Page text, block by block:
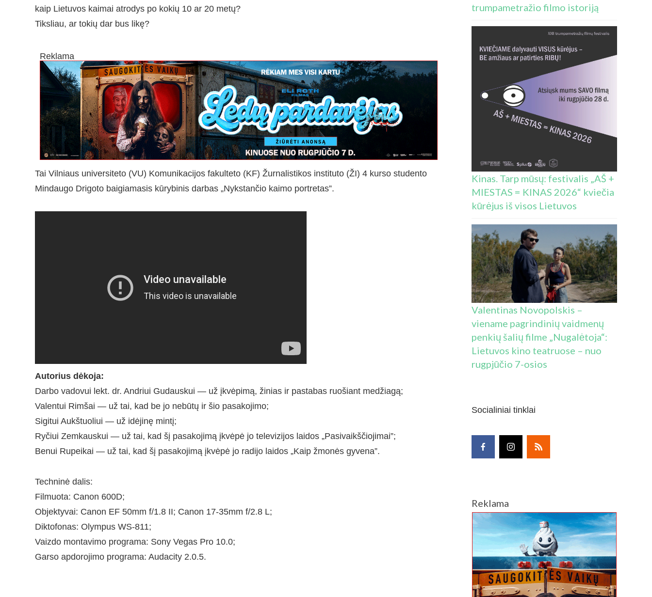
kaip Lietuvos kaimai atrodys po kokių 10 ar 20 metų?
Tiksliau, ar tokių dar bus likę?
Reklama
Tai Vilniaus universiteto (VU) Komunikacijos fakulteto (KF) Žurnalistikos instituto (ŽI) 4 kurso studento
Mindaugo Drigoto baigiamasis kūrybinis darbas „Nykstančio kaimo portretas”.
Autorius dėkoja:
Darbo vadovui lekt. dr. Andriui Gudauskui — už įkvėpimą, žinias ir pastabas ruošiant medžiagą;
Valentui Rimšai — už tai, kad be jo nebūtų ir šio pasakojimo;
Sigitui Aukštuoliui — už idėjinę mintį;
Ryčiui Zemkauskui — už tai, kad šį pasakojimą įkvėpė jo televizijos laidos „Pasivaikščiojimai”;
Benui Rupeikai — už tai, kad šį pasakojimą įkvėpė jo radijo laidos „Kaip žmonės gyvena”.
Techninė dalis:
Filmuota: Canon 600D;
Objektyvai: Canon EF 50mm f/1.8 II; Canon 17-35mm f/2.8 L;
Diktofonas: Olympus WS-811;
Vaizdo montavimo programa: Sony Vegas Pro 10.0;
Garso apdorojimo programa: Audacity 2.0.5.
trumpametražio filmo istoriją
Kinas. Tarp mūsų: festivalis „AŠ +
MIESTAS = KINAS 2026“ kviečia
kūrėjus iš visos Lietuvos
Valentinas Novopolskis –
viename pagrindinių vaidmenų
penkių šalių filme „Nugalėtoja“:
Lietuvos kino teatruose – nuo
rugpjūčio 7-osios
Socialiniai tinklai
Reklama